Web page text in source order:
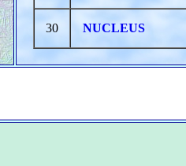
30 NUCLEUS